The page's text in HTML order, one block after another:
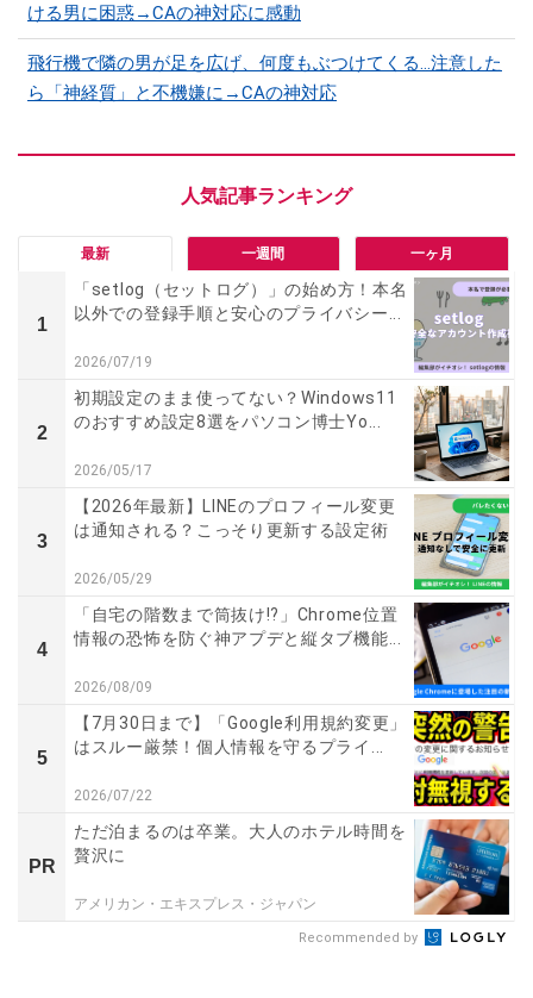
ける男に困惑→CAの神対応に感動
飛行機で隣の男が足を広げ、何度もぶつけてくる…注意した
ら「神経質」と不機嫌に→CAの神対応
最新 一週間 一ヶ月
1
「setlog（セットログ）」の始め方！本名
以外での登録手順と安心のプライバシー...
2026/07/19
2
初期設定のまま使ってない？Windows11
のおすすめ設定8選をパソコン博士Yo...
2026/05/17
3
【2026年最新】LINEのプロフィール変更
は通知される？こっそり更新する設定術
2026/05/29
4
「自宅の階数まで筒抜け!?」Chrome位置
情報の恐怖を防ぐ神アプデと縦タブ機能...
2026/08/09
5
【7月30日まで】「Google利用規約変更」
はスルー厳禁！個人情報を守るプライ...
2026/07/22
PR
ただ泊まるのは卒業。大人のホテル時間を
贅沢に
アメリカン・エキスプレス・ジャパン
Recommended by